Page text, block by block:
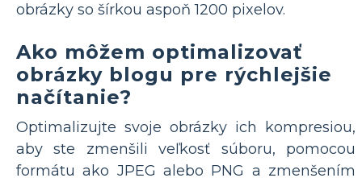
obrázky so šírkou aspoň 1200 pixelov.
Ako môžem optimalizovať
obrázky blogu pre rýchlejšie
načítanie?
Optimalizujte svoje obrázky ich kompresiou,
aby ste zmenšili veľkosť súboru, pomocou
formátu ako JPEG alebo PNG a zmenšením